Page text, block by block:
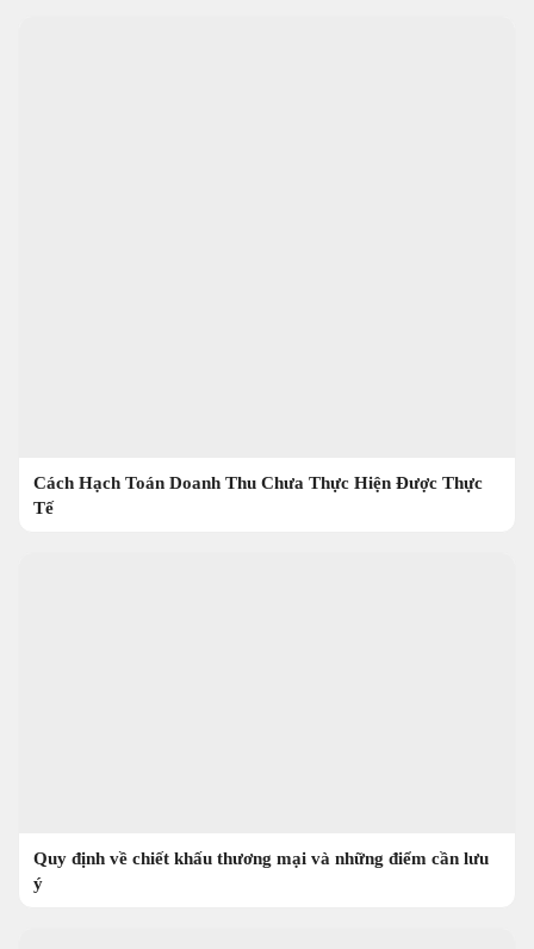
Cách Hạch Toán Doanh Thu Chưa Thực Hiện Được Thực
Tế
Quy định về chiết khấu thương mại và những điểm cần lưu
ý